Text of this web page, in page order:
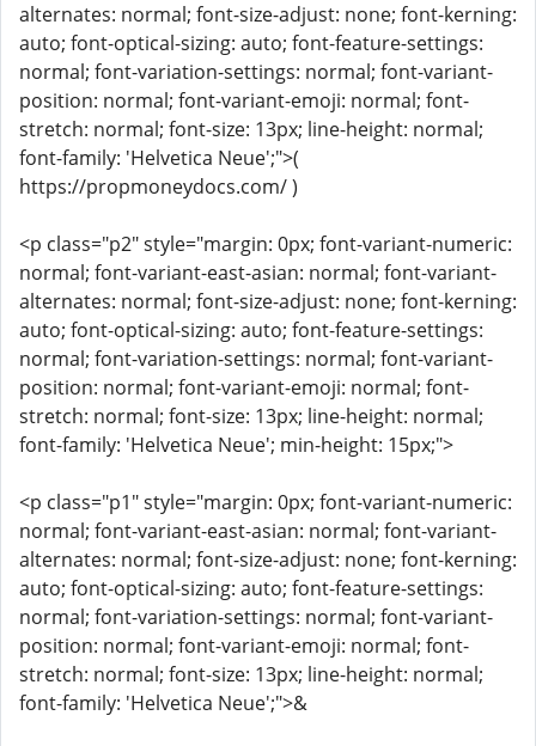
alternates: normal; font-size-adjust: none; font-kerning:
auto; font-optical-sizing: auto; font-feature-settings:
normal; font-variation-settings: normal; font-variant-
position: normal; font-variant-emoji: normal; font-
stretch: normal; font-size: 13px; line-height: normal;
font-family: 'Helvetica Neue';">(
https://propmoneydocs.com/ )
<p class="p2" style="margin: 0px; font-variant-numeric:
normal; font-variant-east-asian: normal; font-variant-
alternates: normal; font-size-adjust: none; font-kerning:
auto; font-optical-sizing: auto; font-feature-settings:
normal; font-variation-settings: normal; font-variant-
position: normal; font-variant-emoji: normal; font-
stretch: normal; font-size: 13px; line-height: normal;
font-family: 'Helvetica Neue'; min-height: 15px;">
<p class="p1" style="margin: 0px; font-variant-numeric:
normal; font-variant-east-asian: normal; font-variant-
alternates: normal; font-size-adjust: none; font-kerning:
auto; font-optical-sizing: auto; font-feature-settings:
normal; font-variation-settings: normal; font-variant-
position: normal; font-variant-emoji: normal; font-
stretch: normal; font-size: 13px; line-height: normal;
font-family: 'Helvetica Neue';">&